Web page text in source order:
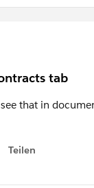
tab
that in
Teilen
menu